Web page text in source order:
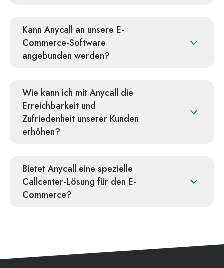
Kann Anycall an unsere E-
Commerce-Software
angebunden werden?
Wie kann ich mit Anycall die
Erreichbarkeit und
Zufriedenheit unserer Kunden
erhöhen?
Bietet Anycall eine spezielle
Callcenter-Lösung für den E-
Commerce?